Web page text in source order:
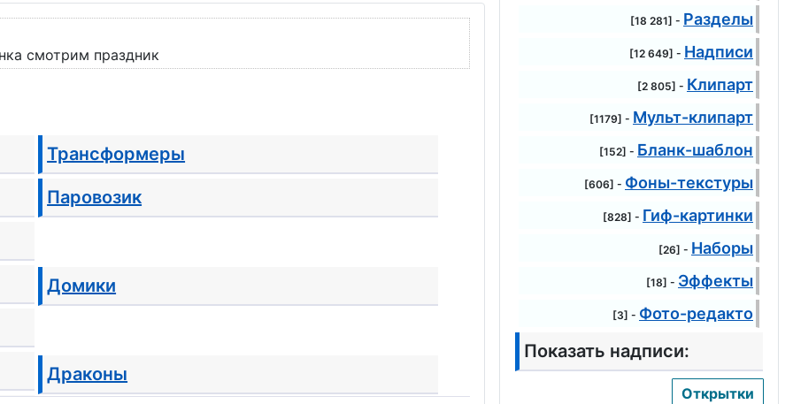
Трансформеры
Паровозик
Домики
Драконы
[18 281] - Разделы
[12 649] - Надписи
[2 805] - Клипарт
[1179] - Мульт-клипарт
[152] - Бланк-шаблон
[606] - Фоны-текстуры
[828] - Гиф-картинки
[26] - Наборы
[18] - Эффекты
[3] - Фото-редакто
Показать надписи:
Открытки